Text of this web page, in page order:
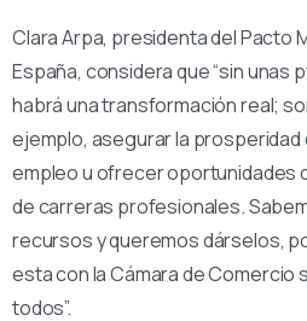
Clara Arpa, presidenta del Pacto
España, considera que “sin unas
habrá una transformación real;
ejemplo, asegurar la
empleo u ofrecer oportunidades
de carreras profesionales.
recursos y queremos dárselos,
esta con la Cámara de Comercio
todos”.